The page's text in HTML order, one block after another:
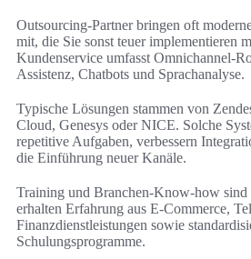
Outsourcing-Partner bringen oft
mit, die Sie sonst teuer implementieren
Kundenservice umfasst Omnichannel-
Assistenz, Chatbots und Sprachanalyse.
Typische Lösungen stammen von
Cloud, Genesys oder NICE. Solche
repetitive Aufgaben, verbessern
die Einführung neuer Kanäle.
Training und Branchen-Know-how sind
erhalten Erfahrung aus E‑Commerce,
Finanzdienstleistungen sowie
Schulungsprogramme.